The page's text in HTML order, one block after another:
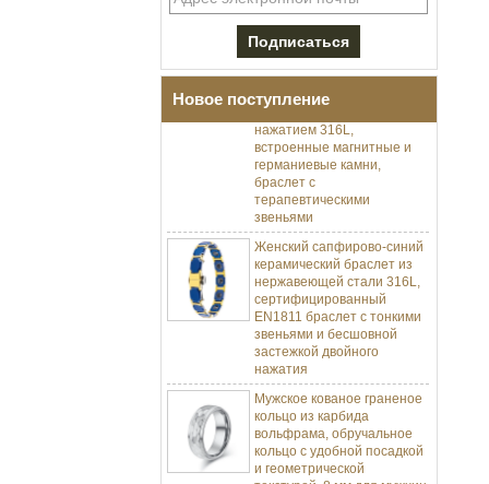
Новое поступление
Мужской браслет I-Links из
нержавеющей стали 304 с
черным цирконием,
керамика,
раскладывающаяся
застежка с двойным
встроенные магнитные и
германиевые камни,
браслет с
терапевтическими
звеньями
Женский сапфирово-синий
керамический браслет из
нержавеющей стали 316L,
сертифицированный
EN1811 браслет с тонкими
звеньями и бесшовной
застежкой двойного
нажатия
Мужское кованое граненое
кольцо из карбида
вольфрама, обручальное
кольцо с удобной посадкой
и геометрической
текстурой, 8 мм для мужчин